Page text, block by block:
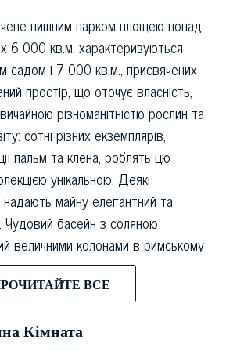
пишним парком площею понад
6 000 кв.м. характеризуються
садом і 7 000 кв.м., присвячених
простір, що оточує власність,
різноманітністю рослин та
сотні різних екземплярів,
пальм та клена, роблять цю
унікальною. Деякі
надають майну елегантний та
Чудовий басейн з соляною
величними колонами в римському
джакузі-ідеальне місце
літні дні. Зовнішній простір
солярієм, а також різними
елегантними та
ВСЕ
Кімната